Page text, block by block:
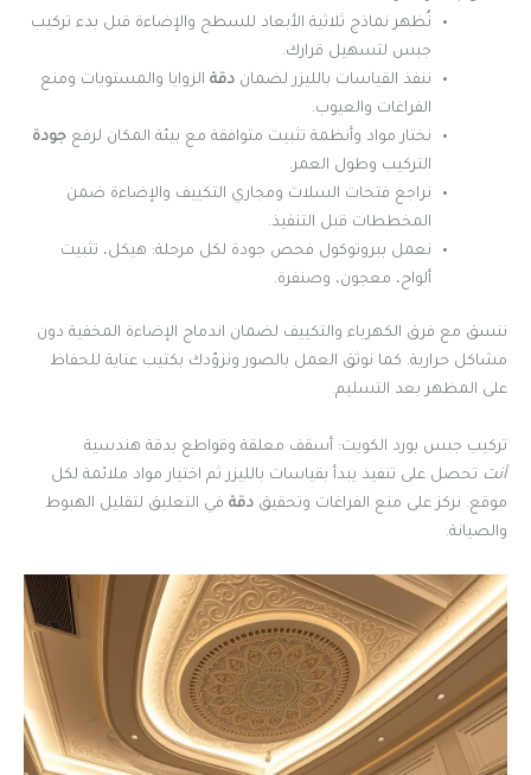
نُظهر نماذج ثلاثية الأبعاد للسطح والإضاءة قبل بدء تركيب
جبس لتسهيل قرارك.
ننفذ القياسات بالليزر لضمان دقةالزوايا والمستويات ومنع
الفراغات والعيوب.
نختار مواد وأنظمة تثبيت متوافقة مع بيئة المكان لرفع جودة
التركيب وطول العمر.
نراجع فتحات السلات ومجاري التكييف والإضاءة ضمن
المخططات قبل التنفيذ.
نعمل ببروتوكول فحص جودة لكل مرحلة: هيكل، تثبيت
ألواح، معجون، وصنفرة.
ننسق مع فرق الكهرباء والتكييف لضمان اندماج الإضاءة المخفية دون
مشاكل حرارية. كما نوثق العمل بالصور ونزوّدك بكتيب عناية للحفاظ
على المظهر بعد التسليم.
تركيب جبس بورد الكويت: أسقف معلقة وقواطع بدقة هندسية
أنت تحصل على تنفيذ يبدأ بقياسات بالليزر ثم اختيار مواد ملائمة لكل
موقع. نركز على منع الفراغات وتحقيق دقة في التعليق لتقليل الهبوط
والصيانة.